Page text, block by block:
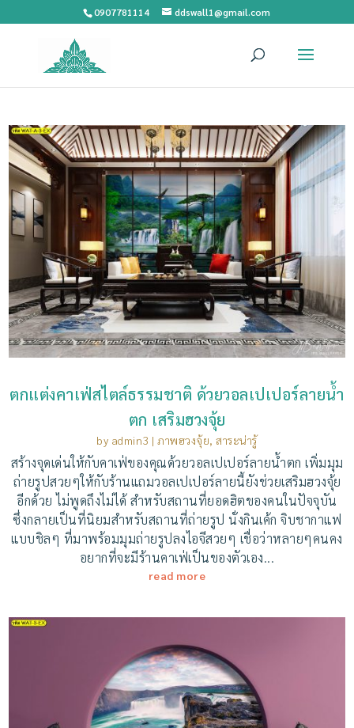
0907781114 ddswall1@gmail.com
ตกแต่งคาเฟ่สไตล์ธรรมชาติ ด้วยวอลเปเปอร์ลายน้ำ
ตก เสริมฮวงจุ้ย
by admin3 |ภาพฮวงจุ้ย,สาระน่ารู้
สร้างจุดเด่นให้กับคาเฟ่ของคุณด้วยวอลเปเปอร์ลายน้ำตก เพิ่มมุม
ถ่ายรูปสวยๆให้กับร้านแถมวอลเปเปอร์ลายนี้ยังช่วยเสริมฮวงจุ้ย
อีกด้วย ไม่พูดถึงไม่ได้ สำหรับสถานที่ยอดฮิตของคนในปัจจุบัน
ซึ่งกลายเป็นที่นิยมสำหรับสถานที่ถ่ายรูป นั่งกินเค้ก จิบชากาแฟ
แบบชิลๆ ที่มาพร้อมมุมถ่ายรูปลงไอจีสวยๆ เชื่อว่าหลายๆคนคง
อยากที่จะมีร้านคาเฟ่เป็นของตัวเอง...
read more